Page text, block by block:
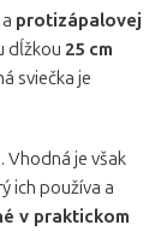
a protizápalovej
dĺžkou 25 cm
sviečka je
. Vhodná je však
ich používa a
v praktickom